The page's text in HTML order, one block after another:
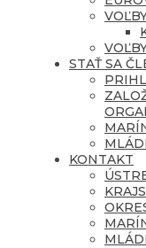
STAŤ SA
KONTAKT